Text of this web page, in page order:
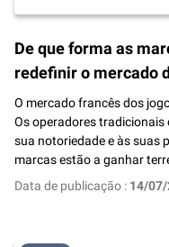
De que forma as
redefinir o mercado
O mercado francês dos
Os operadores
sua notoriedade e às suas
marcas estão a ganhar
Data de publicação : 14/